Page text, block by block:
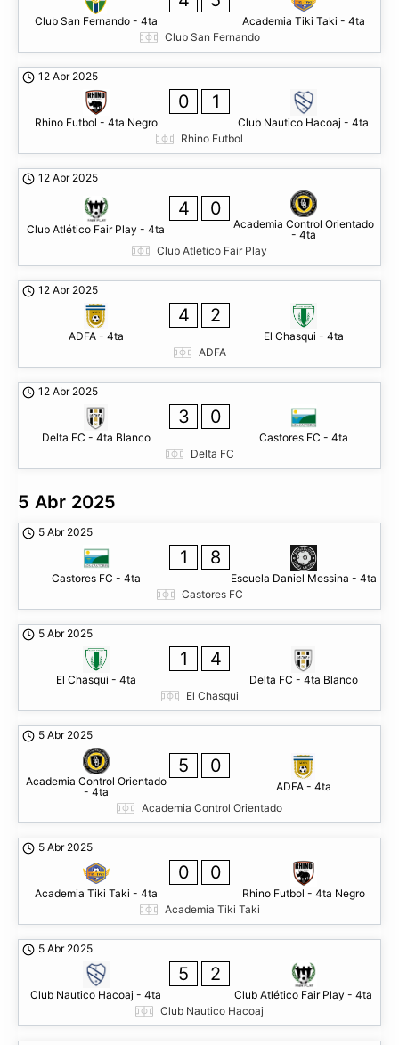
Club San Fernando - 4ta
Academia Tiki Taki - 4ta
Club San Fernando
12 Abr 2025
Rhino Futbol - 4ta Negro
0 1
Club Nautico Hacoaj - 4ta
Rhino Futbol
12 Abr 2025
Club Atlético Fair Play - 4ta
4 0
Academia Control Orientado
- 4ta
Club Atletico Fair Play
12 Abr 2025
ADFA - 4ta
4 2
El Chasqui - 4ta
ADFA
12 Abr 2025
Delta FC - 4ta Blanco
3 0
Castores FC - 4ta
Delta FC
5 Abr 2025
5 Abr 2025
Castores FC - 4ta
1 8
Escuela Daniel Messina - 4ta
Castores FC
5 Abr 2025
El Chasqui - 4ta
1 4
Delta FC - 4ta Blanco
El Chasqui
5 Abr 2025
Academia Control Orientado
- 4ta
5 0
ADFA - 4ta
Academia Control Orientado
5 Abr 2025
Academia Tiki Taki - 4ta
0 0
Rhino Futbol - 4ta Negro
Academia Tiki Taki
5 Abr 2025
Club Nautico Hacoaj - 4ta
5 2
Club Atlético Fair Play - 4ta
Club Nautico Hacoaj